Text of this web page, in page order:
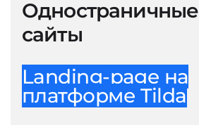
Одностраничные
сайты
Landing-page на
платформе Tilda